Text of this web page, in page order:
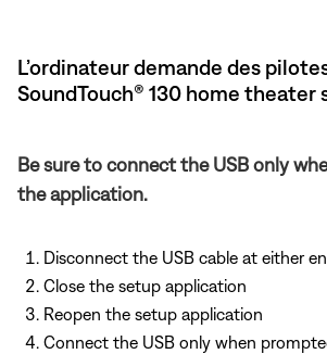
L’ordinateur demande des
SoundTouch® 130 home theater
Be sure to connect the USB only
the application.
Disconnect the USB cable at either
Close the setup application
Reopen the setup application
Connect the USB only when